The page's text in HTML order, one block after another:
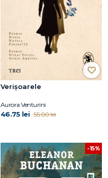
Verișoarele
Aurora Venturini
46.75 lei 55.00 lei
-15%